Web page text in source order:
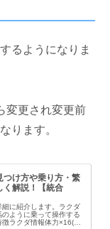
するようになりま
変更され変更前
ります。
つけ方や乗り方・繁
く解説！【統合
に紹介します。ラクダ
ように乗って操作する
ラクダ情報体力×16(32)